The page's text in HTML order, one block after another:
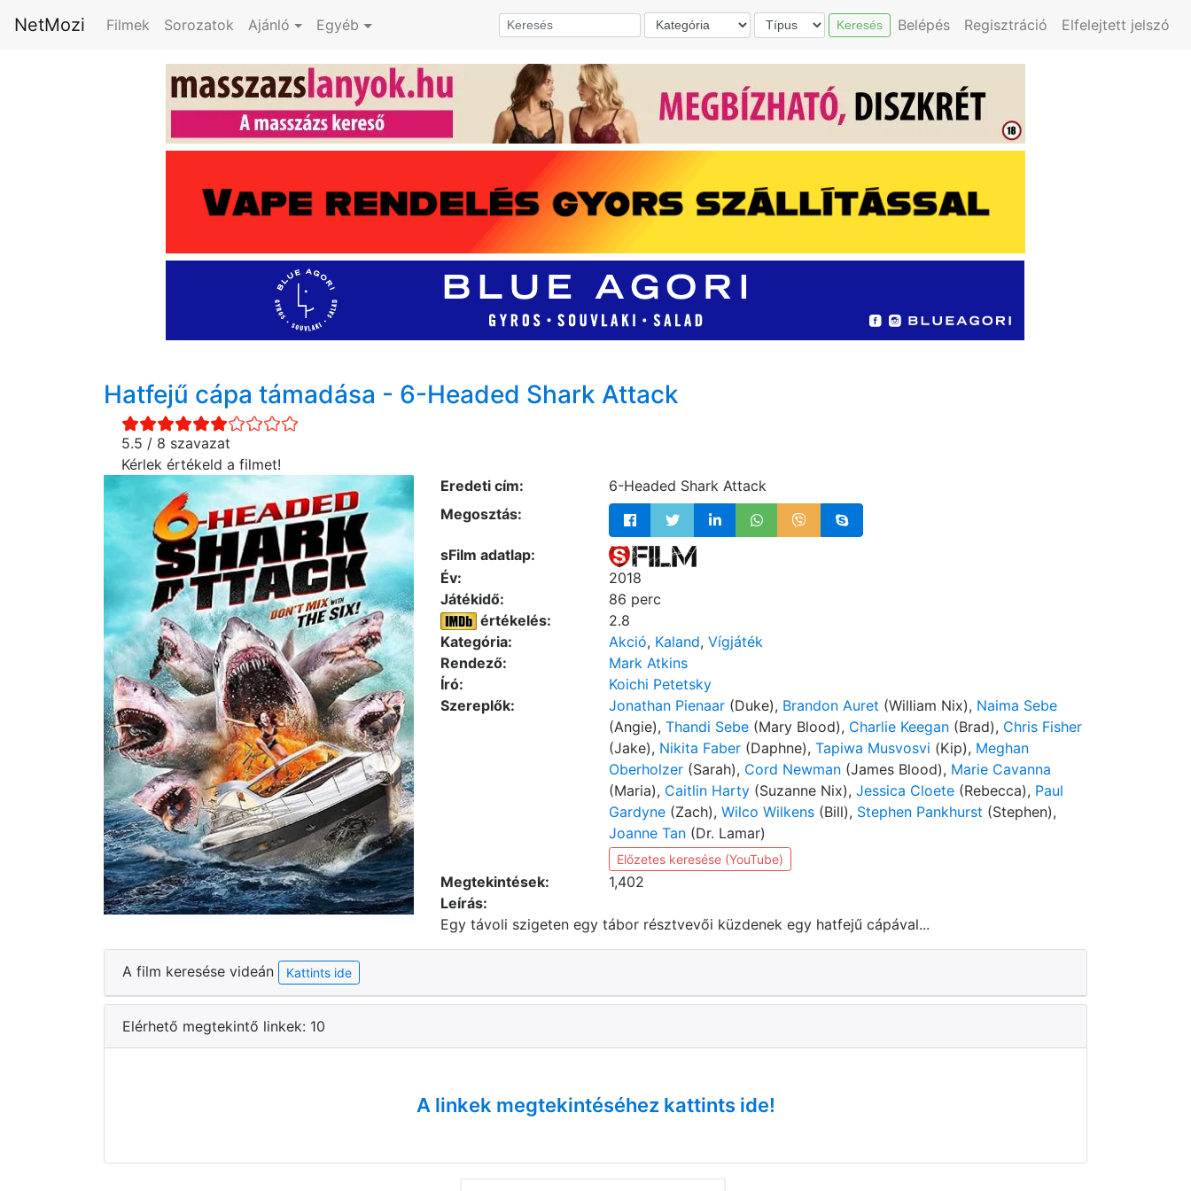
NetMozi Filmek Sorozatok Ajánló Egyéb Keresés Belépés Regisztráció Elfelejtett jelszó
Hatfejű cápa támadása - 6-Headed Shark Attack
5.5 / 8 szavazat
Kérlek értékeld a filmet!
Eredeti cím:
6-Headed Shark Attack
Megosztás:
sFilm adatlap:
Év:
2018
Játékidő:
86 perc
értékelés:
2.8
Kategória:
Akció, Kaland, Vígjáték
Rendező:
Mark Atkins
Író:
Koichi Petetsky
Szereplők:
Jonathan Pienaar (Duke), Brandon Auret (William Nix), Naima Sebe
(Angie), Thandi Sebe (Mary Blood), Charlie Keegan (Brad), Chris Fisher
(Jake), Nikita Faber (Daphne), Tapiwa Musvosvi (Kip), Meghan
Oberholzer (Sarah), Cord Newman (James Blood), Marie Cavanna
(Maria), Caitlin Harty (Suzanne Nix), Jessica Cloete (Rebecca), Paul
Gardyne (Zach), Wilco Wilkens (Bill), Stephen Pankhurst (Stephen),
Joanne Tan (Dr. Lamar)
Előzetes keresése (YouTube)
Megtekintések:
1,402
Leírás:
Egy távoli szigeten egy tábor résztvevői küzdenek egy hatfejű cápával...
A film keresése videán Kattints ide
Elérhető megtekintő linkek: 10
A linkek megtekintéséhez kattints ide!